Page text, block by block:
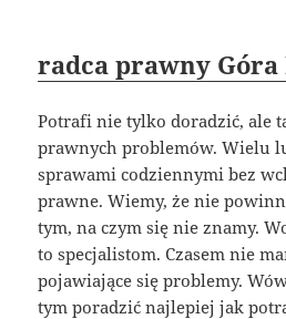
radca prawny
Potrafi nie tylko doradzić, ale
prawnych problemów. Wielu
sprawami codziennymi bez
prawne. Wiemy, że nie
tym, na czym się nie znamy.
to specjalistom. Czasem nie
pojawiające się problemy.
tym poradzić najlepiej jak